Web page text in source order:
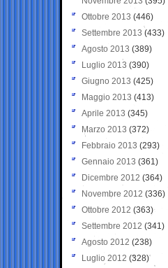
Ottobre 2013 (446)
Settembre 2013 (433)
Agosto 2013 (389)
Luglio 2013 (390)
Giugno 2013 (425)
Maggio 2013 (413)
Aprile 2013 (345)
Marzo 2013 (372)
Febbraio 2013 (293)
Gennaio 2013 (361)
Dicembre 2012 (364)
Novembre 2012 (336)
Ottobre 2012 (363)
Settembre 2012 (341)
Agosto 2012 (238)
Luglio 2012 (328)